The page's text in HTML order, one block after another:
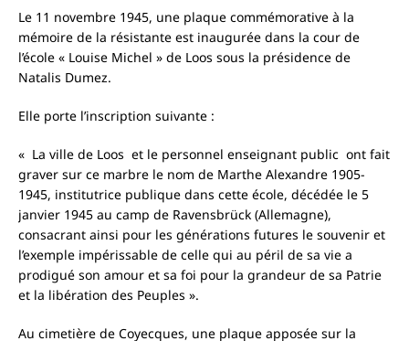
Le 11 novembre 1945, une plaque commémorative à la
mémoire de la résistante est inaugurée dans la cour de
l’école « Louise Michel » de Loos sous la présidence de
Natalis Dumez.
Elle porte l’inscription suivante :
« La ville de Loos et le personnel enseignant public ont fait
graver sur ce marbre le nom de Marthe Alexandre 1905-
1945, institutrice publique dans cette école, décédée le 5
janvier 1945 au camp de Ravensbrück (Allemagne),
consacrant ainsi pour les générations futures le souvenir et
l’exemple impérissable de celle qui au péril de sa vie a
prodigué son amour et sa foi pour la grandeur de sa Patrie
et la libération des Peuples ».
Au cimetière de Coyecques, une plaque apposée sur la